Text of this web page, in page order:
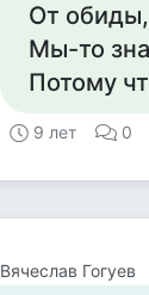
От обиды,
Мы-то
Потому
9 лет 0
Вячеслав Гогуев